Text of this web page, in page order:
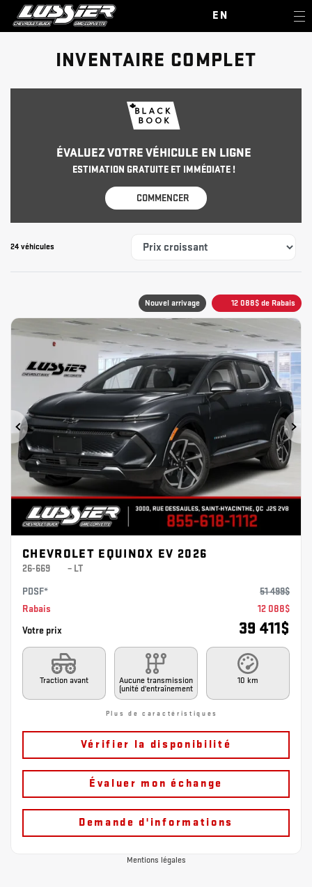
EN
INVENTAIRE COMPLET
ÉVALUEZ VOTRE VÉHICULE EN LIGNE
ESTIMATION GRATUITE ET IMMÉDIATE !
COMMENCER
24 véhicules
Nouvel arrivage 12 088$ de Rabais
Précédent
CHEVROLET EQUINOX EV 2026
26-669
– LT
PDSF*
51 499$
Rabais
12 088$
Votre prix
39 411$
Traction avant
Aucune transmission
(unité d'entraînement
10 km
Plus de caractéristiques
Vérifier la disponibilité
Évaluer mon échange
Demande d'informations
Mentions légales